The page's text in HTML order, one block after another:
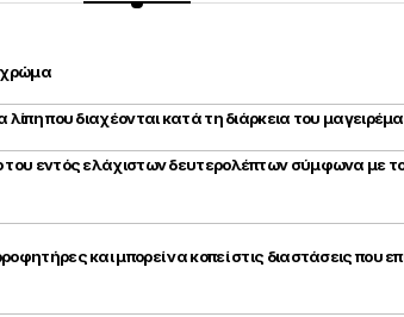
χρώμα
που διαχέονται κατά τη διάρκεια του
του εντός ελάχιστων δευτερολέπτων σύμφωνα με
και μπορεί να κοπεί στις διαστάσεις που